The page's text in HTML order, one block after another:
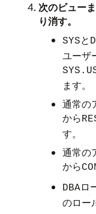
次のビュー
り消す。
SYSと
ユーザ
ます。
通常の
から
す。
通常の
から
DBAロ
のロー